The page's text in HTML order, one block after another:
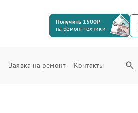
Получить 1500₽
на ремонт техники
Заявка на ремонт Контакты